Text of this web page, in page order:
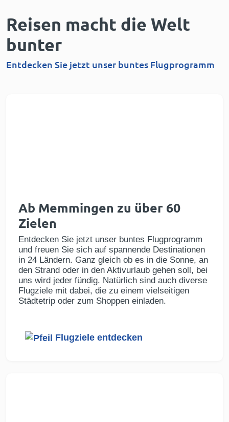
Reisen macht die Welt
bunter
Entdecken Sie jetzt unser buntes Flugprogramm
Ab Memmingen zu über 60
Zielen
Entdecken Sie jetzt unser buntes Flugprogramm
und freuen Sie sich auf spannende Destinationen
in 24 Ländern. Ganz gleich ob es in die Sonne, an
den Strand oder in den Aktivurlaub gehen soll, bei
uns wird jeder fündig. Natürlich sind auch diverse
Flugziele mit dabei, die zu einem vielseitigen
Städtetrip oder zum Shoppen einladen.
Flugziele entdecken